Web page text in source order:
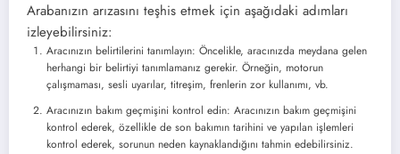
Arabanızın arızasını teşhis etmek için aşağıdaki adımları
izleyebilirsiniz:
Aracınızın belirtilerini tanımlayın: Öncelikle, aracınızda meydana gelen
herhangi bir belirtiyi tanımlamanız gerekir. Örneğin, motorun
çalışmaması, sesli uyarılar, titreşim, frenlerin zor kullanımı, vb.
Aracınızın bakım geçmişini kontrol edin: Aracınızın bakım geçmişini
kontrol ederek, özellikle de son bakımın tarihini ve yapılan işlemleri
kontrol ederek, sorunun neden kaynaklandığını tahmin edebilirsiniz.